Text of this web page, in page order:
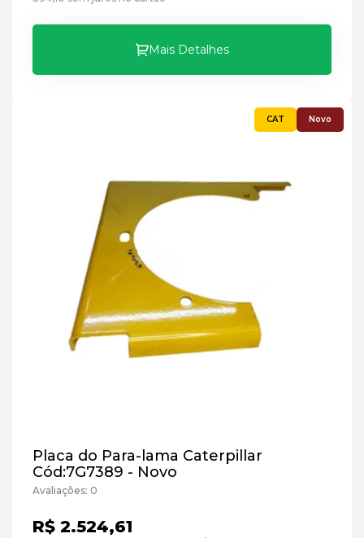
Mais Detalhes
Novo
Placa do Para-lama Caterpillar
Cód:7G7389 - Novo
Avaliações: 0
R$ 2.524,61